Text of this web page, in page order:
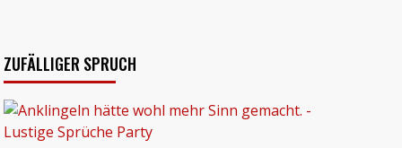
ZUFÄLLIGER SPRUCH